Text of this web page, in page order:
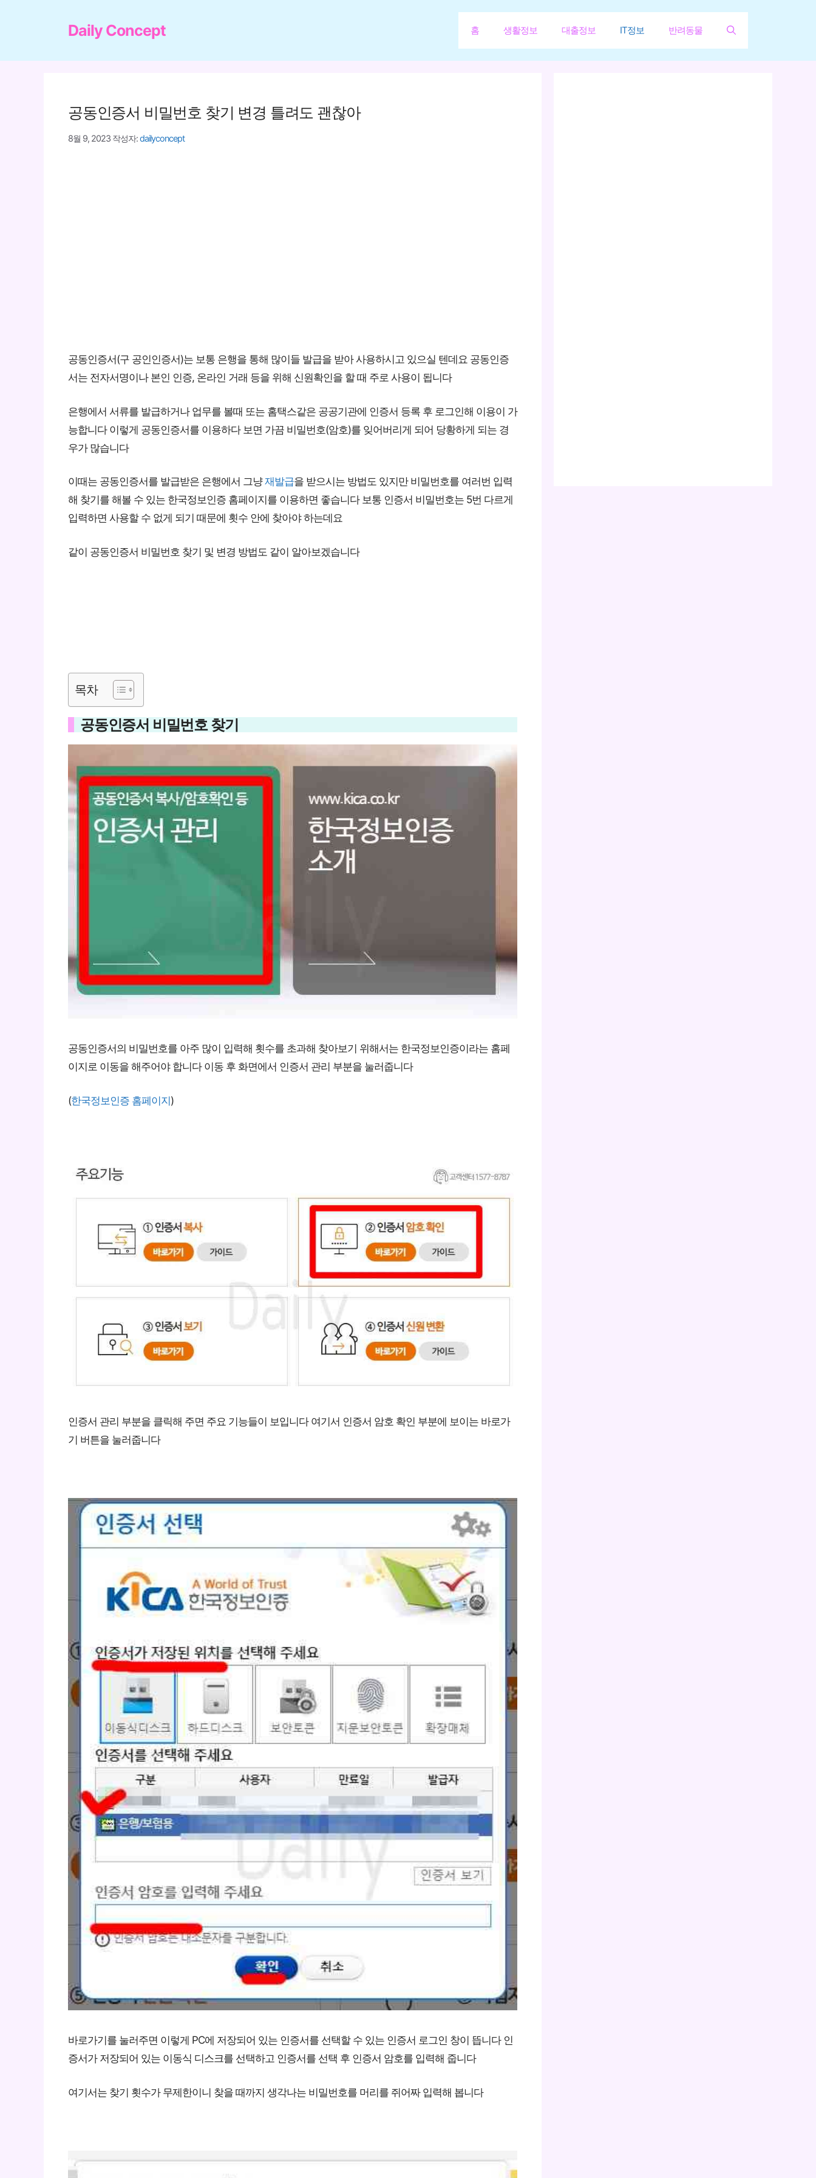
로
Daily Concept 홈 생활정보 대출정보 IT정보 반려동물
공동인증서 비밀번호 찾기 변경 틀려도 괜찮아
8월 9, 2023 작성자:dailyconcept
공동인증서(구 공인인증서)는 보통 은행을 통해 많이들 발급을 받아 사용하시고 있으실 텐데요 공동인증
서는 전자서명이나 본인 인증, 온라인 거래 등을 위해 신원확인을 할 때 주로 사용이 됩니다
은행에서 서류를 발급하거나 업무를 볼때 또는 홈택스같은 공공기관에 인증서 등록 후 로그인해 이용이 가
능합니다 이렇게 공동인증서를 이용하다 보면 가끔 비밀번호(암호)를 잊어버리게 되어 당황하게 되는 경
우가 많습니다
이때는 공동인증서를 발급받은 은행에서 그냥재발급을 받으시는 방법도 있지만 비밀번호를 여러번 입력
해 찾기를 해볼 수 있는 한국정보인증 홈페이지를 이용하면 좋습니다 보통 인증서 비밀번호는 5번 다르게
입력하면 사용할 수 없게 되기 때문에 횟수 안에 찾아야 하는데요
같이 공동인증서 비밀번호 찾기 및 변경 방법도 같이 알아보겠습니다
목차
공동인증서 비밀번호 찾기
공동인증서의 비밀번호를 아주 많이 입력해 횟수를 초과해 찾아보기 위해서는 한국정보인증이라는 홈페
이지로 이동을 해주어야 합니다 이동 후 화면에서 인증서 관리 부분을 눌러줍니다
(한국정보인증 홈페이지)
인증서 관리 부분을 클릭해 주면 주요 기능들이 보입니다 여기서 인증서 암호 확인 부분에 보이는 바로가
기 버튼을 눌러줍니다
바로가기를 눌러주면 이렇게 PC에 저장되어 있는 인증서를 선택할 수 있는 인증서 로그인 창이 뜹니다 인
증서가 저장되어 있는 이동식 디스크를 선택하고 인증서를 선택 후 인증서 암호를 입력해 줍니다
여기서는 찾기 횟수가 무제한이니 찾을 때까지 생각나는 비밀번호를 머리를 쥐어짜 입력해 봅니다